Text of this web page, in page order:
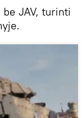
JAV, turinti